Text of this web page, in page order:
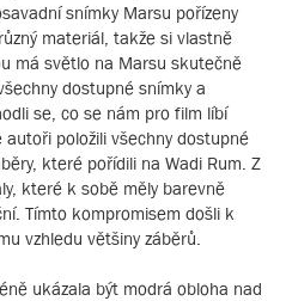
snímky Marsu pořízeny
materiál, takže si vlastně
má světlo na Marsu skutečně
dostupné snímky a
se, co se nám pro film líbí
autoři položili všechny dostupné
které pořídili na Wadi Rum. Z
které k sobě měly barevně
Tímto kompromisem došli k
vzhledu většiny záběrů.
ukázala být modrá obloha nad